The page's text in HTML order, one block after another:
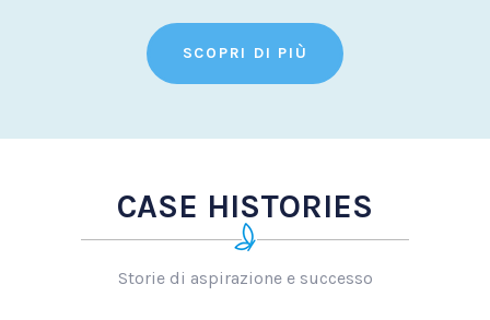
SCOPRI DI PIÙ
CASE HISTORIES
Storie di aspirazione e successo